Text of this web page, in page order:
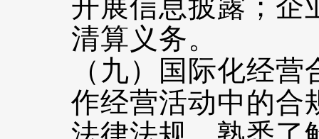
开展信息披露；企
清算义务。
（九）国际化经
作经营活动中的合